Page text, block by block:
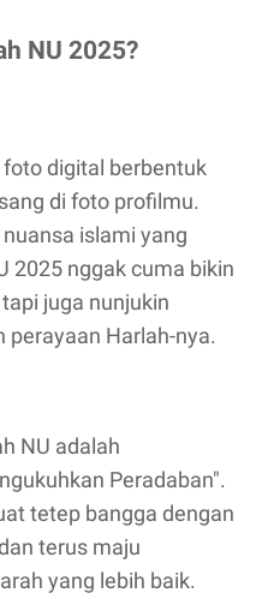
NU 2025?
digital berbentuk
di foto profilmu.
islami yang
2025 nggak cuma bikin
juga nunjukin
perayaan Harlah-nya.
NU adalah
Peradaban".
tetep bangga dengan
terus maju
yang lebih baik.